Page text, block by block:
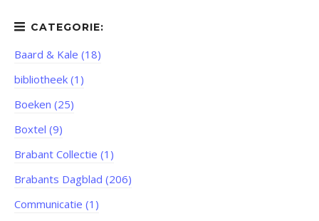
Baard & Kale (18)
bibliotheek (1)
Boeken (25)
Boxtel (9)
Brabant Collectie (1)
Brabants Dagblad (206)
Communicatie (1)